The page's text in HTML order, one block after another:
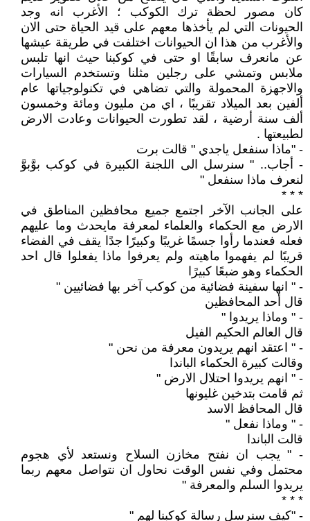
كان مصور لحظة ترك الكوكب ؛ الأغرب انه وجد
الحيونات التي لم يأخذها معهم على قيد الحياة حتى الان
والأغرب من هذا ان الحيوانات اختلفت في طريقة عيشها
عن مانعرف سابقًا او حتى في كوكبنا حيث انها تلبس
ملابس وتمشي على رجلين مثلنا وتستخدم السيارات
والاجهزة المحمولة والتي تضاهي في تكنولوجياتها عام
ألفين بعد الميلاد تقريبًا ، اي من مليون ومائة وخمسون
ألف سنة أرضية ، لقد تطورت الحيوانات وعادت الارض
لطبيعتها .
- "ماذا سنفعل ياجدي " قالت برت
- أجاب.. " سنرسل الى اللجنة الكبيرة في كوكب بوَّبوَّ
لنعرف ماذا سنفعل "
* * *
على الجانب الآخر اجتمع جميع محافظين المناطق في
الارض مع الحكماء والعلماء لمعرفة مايحدث وما عليهم
فعله فعندما رأوا جسمًا غريبًا وكبيرًا جدًا يقف في الفضاء
قريبًا لم يفهموا ماهيته ولم يعرفوا ماذا يفعلوا قال احد
الحكماء وهو ضبعًا كبيرًا
- " انها سفينة فضائية من كوكب آخر بها فضائيين "
قال أحد المحافظين
- " وماذا يريدوا "
قال العالم الحكيم الفيل
- " اعتقد انهم يريدون معرفة من نحن "
وقالت كبيرة الحكماء الباندا
- " انهم يريدوا احتلال الارض "
ثم قامت بتدخين غليونها
قال المحافظ الاسد
- " وماذا نفعل "
قالت الباندا
- " يجب ان نفتح مخازن السلاح ونستعد لأي هجوم
محتمل وفي نفس الوقت نحاول ان نتواصل معهم ربما
يريدوا السلم والمعرفة "
* * *
- "كيف سنرسل رسالة كوكبنا لهم "